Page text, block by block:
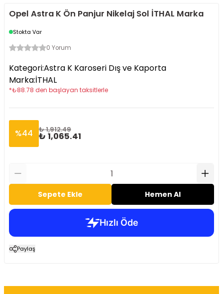
Opel Astra K Ön Panjur Nikelaj Sol İTHAL Marka
Stokta Var
0 Yorum
Kategori:Astra K Karoseri Dış ve Kaporta
Marka:İTHAL
*₺88.78 den başlayan taksitlerle
%44 ₺ 1,912.49
₺ 1,065.41
Sepete Ekle Hemen Al
Paylaş